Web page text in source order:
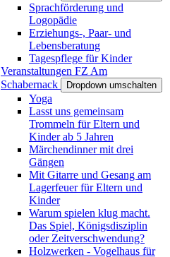
Sprachförderung und
Logopädie
Erziehungs-, Paar- und
Lebensberatung
Tagespflege für Kinder
Veranstaltungen FZ Am
Schabernack
Dropdown umschalten
Yoga
Lasst uns gemeinsam
Trommeln für Eltern und
Kinder ab 5 Jahren
Märchendinner mit drei
Gängen
Mit Gitarre und Gesang am
Lagerfeuer für Eltern und
Kinder
Warum spielen klug macht.
Das Spiel, Königsdisziplin
oder Zeitverschwendung?
Holzwerken - Vogelhaus für